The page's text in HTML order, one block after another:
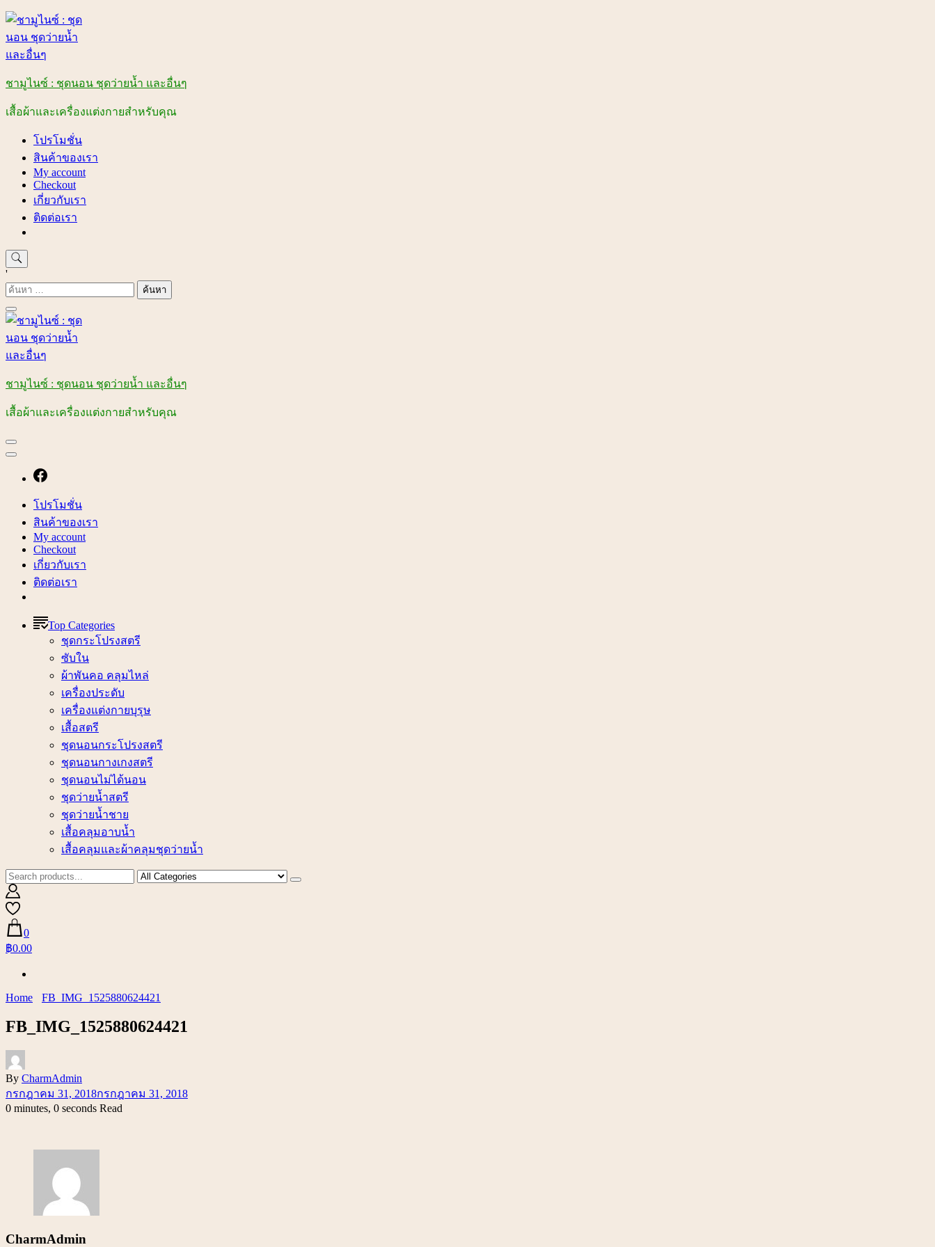
Skip
content
ชามูไนซ์ : ชุดนอน ชุดว่ายน้ำ และอื่นๆ
เสื้อผ้าและเครื่องแต่งกายสำหรับคุณ
โปรโมชั่น
สินค้าของเรา
My account
Checkout
เกี่ยวกับเรา
ติดต่อเรา
'
ค้นหา
สำหรับ:
ชามูไนซ์ : ชุดนอน ชุดว่ายน้ำ และอื่นๆ
เสื้อผ้าและเครื่องแต่งกายสำหรับคุณ
โปรโมชั่น
สินค้าของเรา
My account
Checkout
เกี่ยวกับเรา
ติดต่อเรา
Top Categories
ชุดกระโปรงสตรี
ซับใน
ผ้าพันคอ คลุมไหล่
เครื่องประดับ
เครื่องแต่งกายบุรุษ
เสื้อสตรี
ชุดนอนกระโปรงสตรี
ชุดนอนกางเกงสตรี
ชุดนอนไม่ได้นอน
ชุดว่ายน้ำสตรี
ชุดว่ายน้ำชาย
เสื้อคลุมอาบน้ำ
เสื้อคลุมและผ้าคลุมชุดว่ายน้ำ
0
฿0.00
Home FB_IMG_1525880624421
FB_IMG_1525880624421
By CharmAdmin
กรกฎาคม 31, 2018กรกฎาคม 31, 2018
0 minutes, 0 seconds Read
CharmAdmin